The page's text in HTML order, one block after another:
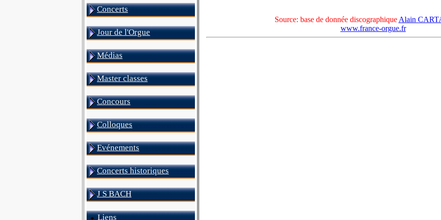
Concerts
Jour de l'Orgue
Médias
Master classes
Concours
Colloques
Evénements
Concerts historiques
J S BACH
Liens
Source: base de donnée discographique Alain
www.france-orgue.fr